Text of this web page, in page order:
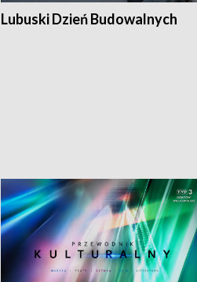
Lubuski Dzień Budowalnych